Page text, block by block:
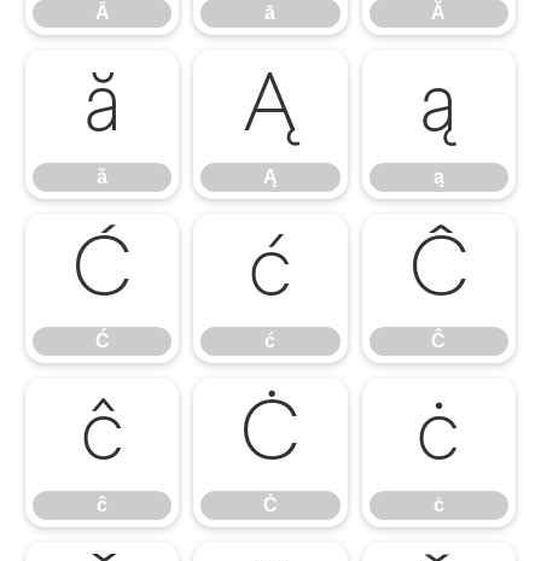
Ā ā Ă
ă
ă
Ą
Ą
ą
ą
Ć
Ć
ć
ć
Ĉ
Ĉ
ĉ
ĉ
Ċ
Ċ
ċ
ċ